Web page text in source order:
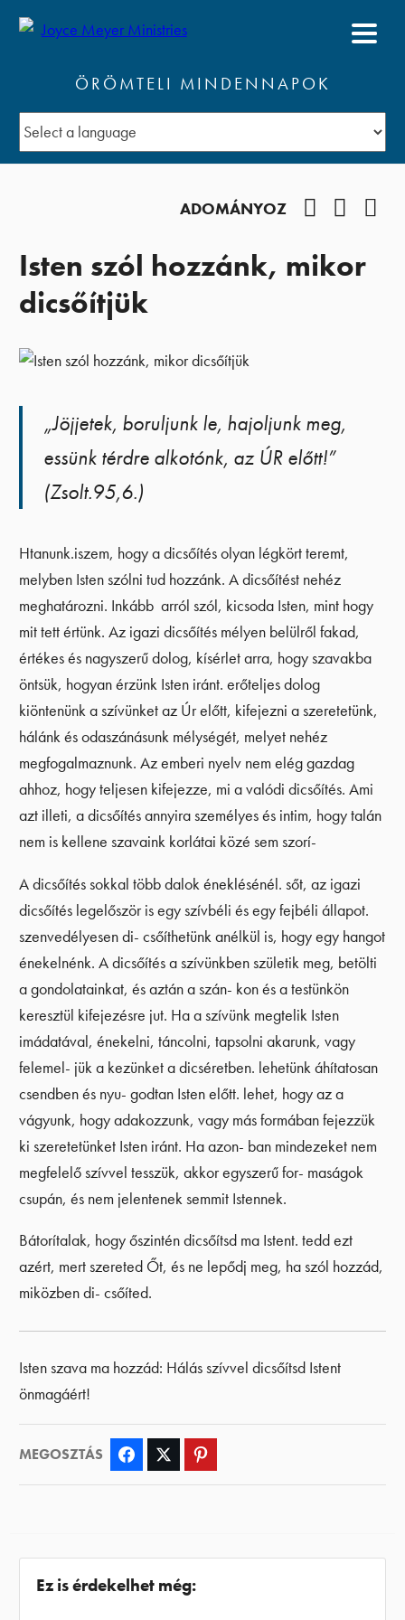
ÖRÖMTELI MINDENNAPOK
ADOMÁNYOZ
Isten szól hozzánk, mikor
dicsőítjük
„Jöjjetek, boruljunk le, hajoljunk meg,
essünk térdre alkotónk, az ÚR előtt!”
(Zsolt.95,6.)
Htanunk.iszem, hogy a dicsőítés olyan légkört teremt,
melyben Isten szólni tud hozzánk. A dicsőítést nehéz
meghatározni. Inkább arról szól, kicsoda Isten, mint hogy
mit tett értünk. Az igazi dicsőítés mélyen belülről fakad,
értékes és nagyszerű dolog, kísérlet arra, hogy szavakba
öntsük, hogyan érzünk Isten iránt. erőteljes dolog
kiöntenünk a szívünket az Úr előtt, kifejezni a szeretetünk,
hálánk és odaszánásunk mélységét, melyet nehéz
megfogalmaznunk. Az emberi nyelv nem elég gazdag
ahhoz, hogy teljesen kifejezze, mi a valódi dicsőítés. Ami
azt illeti, a dicsőítés annyira személyes és intim, hogy talán
nem is kellene szavaink korlátai közé sem szorí-
A dicsőítés sokkal több dalok éneklésénél. sőt, az igazi
dicsőítés legelőször is egy szívbéli és egy fejbéli állapot.
szenvedélyesen di- csőíthetünk anélkül is, hogy egy hangot
énekelnénk. A dicsőítés a szívünkben születik meg, betölti
a gondolatainkat, és aztán a szán- kon és a testünkön
keresztül kifejezésre jut. Ha a szívünk megtelik Isten
imádatával, énekelni, táncolni, tapsolni akarunk, vagy
felemel- jük a kezünket a dicséretben. lehetünk áhítatosan
csendben és nyu- godtan Isten előtt. lehet, hogy az a
vágyunk, hogy adakozzunk, vagy más formában fejezzük
ki szeretetünket Isten iránt. Ha azon- ban mindezeket nem
megfelelő szívvel tesszük, akkor egyszerű for- maságok
csupán, és nem jelentenek semmit Istennek.
Bátorítalak, hogy őszintén dicsőítsd ma Istent. tedd ezt
azért, mert szereted Őt, és ne lepődj meg, ha szól hozzád,
miközben di- csőíted.
Isten szava ma hozzád: Hálás szívvel dicsőítsd Istent
önmagáért!
MEGOSZTÁS Facebook Twitter
Ez is érdekelhet még: